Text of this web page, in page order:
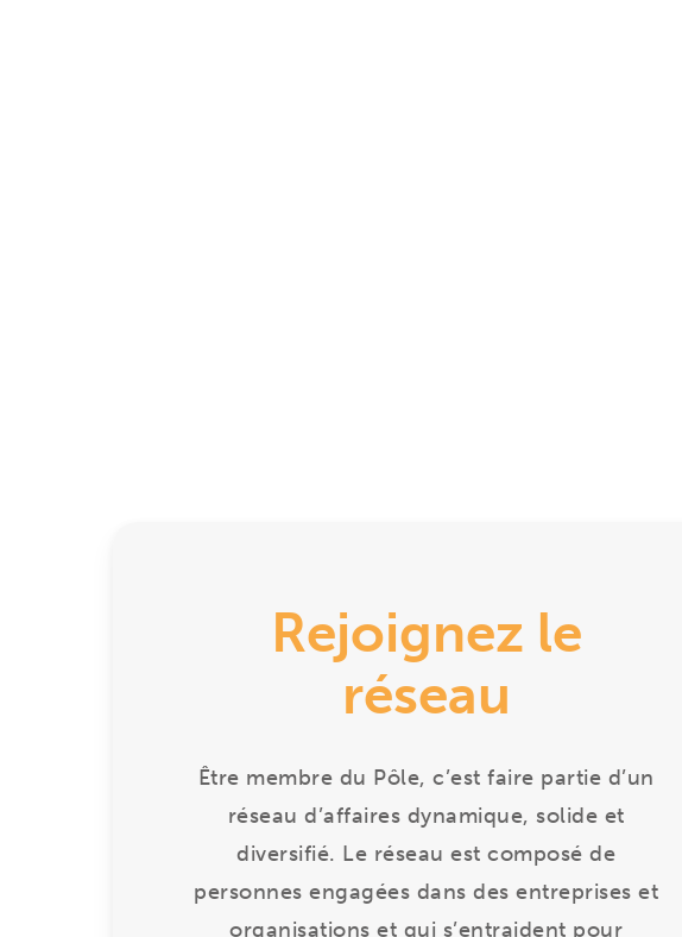
Rejoignez le
réseau
Être membre du Pôle, c’est faire partie d’un
réseau d’affaires dynamique, solide et
diversifié. Le réseau est composé de
personnes engagées dans des entreprises et
organisations et qui s’entraident pour